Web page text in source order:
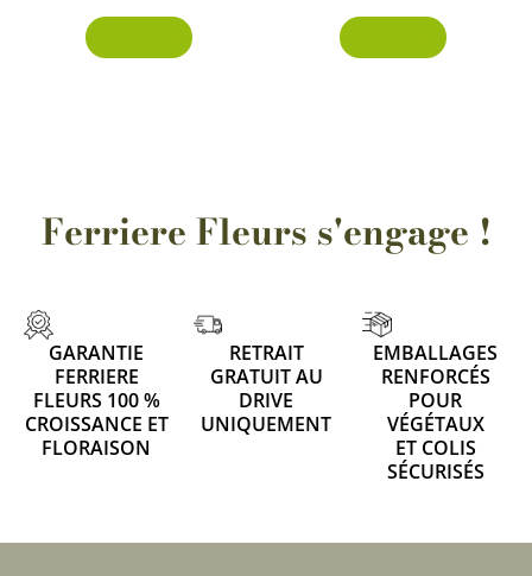
Ferriere Fleurs s'engage !
GARANTIE
FERRIERE
FLEURS 100 %
CROISSANCE ET
FLORAISON
RETRAIT
GRATUIT AU
DRIVE
UNIQUEMENT
EMBALLAGES
RENFORCÉS
POUR
VÉGÉTAUX
ET COLIS
SÉCURISÉS